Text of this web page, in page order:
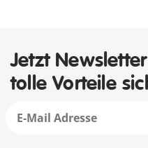
Jetzt
tolle Vorteile